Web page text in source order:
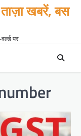
खबरें, बस
पर